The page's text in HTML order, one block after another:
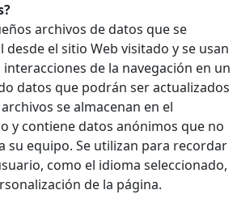
archivos de datos que se
el sitio Web visitado y se usan
de la navegación en un
datos que podrán ser actualizados
se almacenan en el
y contiene datos anónimos que no
su equipo. Se utilizan para recordar
como el idioma seleccionado,
de la página.